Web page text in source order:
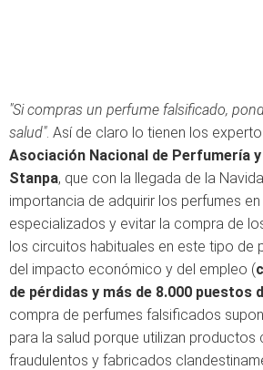
"Si compras un perfume falsificado,
salud". Así de claro lo tienen los
Asociación Nacional de Perfumería
Stanpa, que con la llegada de la
importancia de adquirir los perfumes
especializados y evitar la compra de
los circuitos habituales en este tipo de
del impacto económico y del empleo (
de pérdidas y más de 8.000 puestos
compra de perfumes falsificados
para la salud porque utilizan productos
fraudulentos y fabricados